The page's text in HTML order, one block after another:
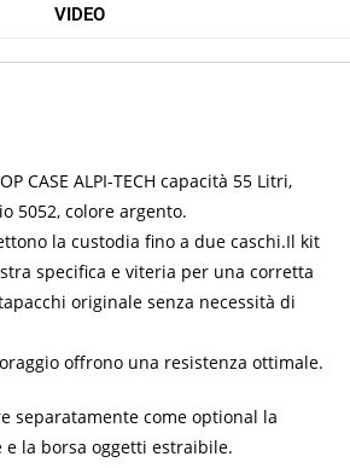
VIDEO
CASE ALPI-TECH capacità 55 Litri,
5052, colore argento.
la custodia fino a due caschi.Il kit
specifica e viteria per una corretta
originale senza necessità di
offrono una resistenza ottimale.
separatamente come optional la
e la borsa oggetti estraibile.